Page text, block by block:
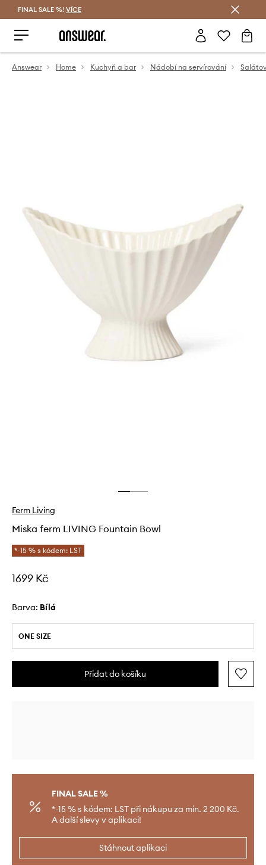
FINAL SALE %! VÍCE
Answear Home Kuchyň a bar Nádobí na servírování
Ferm Living
Miska ferm LIVING Fountain Bowl
*-15 % s kódem: LST
1699 Kč
Barva: bílá
ONE SIZE
Přidat do košíku
FINAL SALE %
*-15 % s kódem: LST při nákupu za min. 2 200 Kč.
A další slevy v aplikaci!
Stáhnout aplikaci